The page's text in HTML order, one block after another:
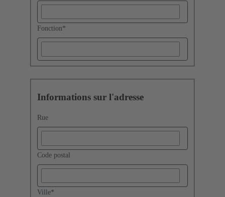
Fonction*
Informations sur l'adresse
Rue
Code postal
Ville*